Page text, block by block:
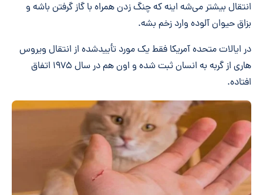
انتقال بیشتر می‌شه اینه که چنگ زدن همراه با گاز گرفتن باشه و
بزاق حیوان آلوده وارد زخم بشه.
در ایالات متحده آمریکا فقط یک مورد تأییدشده از انتقال ویروس
هاری از گربه به انسان ثبت شده و اون هم در سال ۱۹۷۵ اتفاق
افتاده.